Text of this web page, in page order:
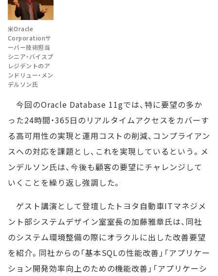
米Oracle
Corporationサ
ーバー技術担当
シニア・バイスプ
レジデントのア
ンドリュー・メン
デルソン氏
今回のOracle Database 11gでは、特に要望の多か
った24時間・365日のリアルタイムアクセスをカバーす
る高可用性の実現と運用コストの削減、コンプライアン
スへの対応を課題とし、これを実現しているという。メ
ンデルソン氏は、今後も顧客の要望にチャレンジして
いくことを繰り返し強調した。
ゲスト講演として登壇したトヨタ自動車ITマネジメ
ント部システムデザイン室室長の加藤雅章氏は、同社
のシステム環境整備の際にオラクルに出した改善要望
を紹介。同社からの「基本SQLの性能改善」「アプリケー
ション開発効率向上のための機能改善」「アプリケーシ